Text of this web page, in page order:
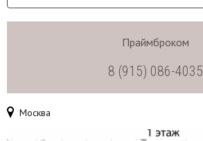
Праймброком
8 (915) 086-4035
Москва